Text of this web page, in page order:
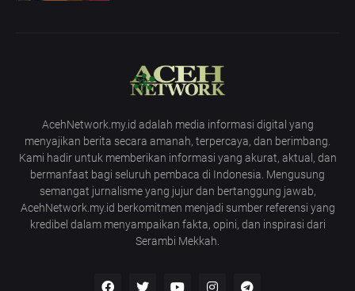
AcehNetwork.my.id adalah media informasi digital yang
menyajikan berita secara amanah, terpercaya, dan berimbang.
Kami hadir untuk memberikan informasi yang akurat, aktual, dan
bermanfaat bagi seluruh pembaca di Indonesia. Mengusung
semangat jurnalisme yang jujur dan bertanggung jawab,
AcehNetwork.my.id berkomitmen menjadi sumber referensi yang
kredibel dalam menyampaikan fakta, opini, dan inspirasi dari
Serambi Mekkah.